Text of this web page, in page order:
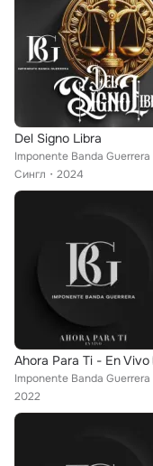
Del Signo Libra
Imponente Banda Guerrera
Сингл
2024
Ahora Para Ti - En Vivo
Imponente Banda Guerrera
2022